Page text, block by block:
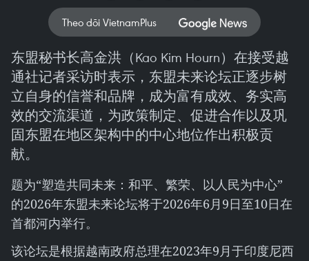
Theo dõi VietnamPlus
东盟秘书长高金洪（Kao Kim Hourn）在接受越
通社记者采访时表示，东盟未来论坛正逐步树
立自身的信誉和品牌，成为富有成效、务实高
效的交流渠道，为政策制定、促进合作以及巩
固东盟在地区架构中的中心地位作出积极贡
献。
题为“塑造共同未来：和平、繁荣、以人民为中心”
的2026年东盟未来论坛将于2026年6月9日至10日在
首都河内举行。
该论坛是根据越南政府总理在2023年9月于印度尼西